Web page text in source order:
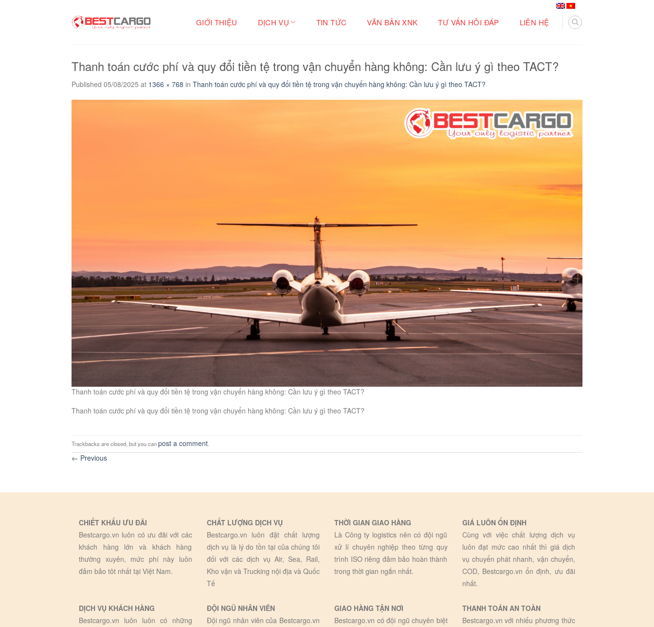
GIỚI THIỆU DỊCH VỤ TIN TỨC VĂN BẢN XNK TƯ VẤN HỎI ĐÁP LIÊN HỆ
Thanh toán cước phí và quy đổi tiền tệ trong vận chuyển hàng không: Cần lưu ý gì theo TACT?
Published 05/08/2025 at 1366 × 768 in Thanh toán cước phí và quy đổi tiền tệ trong vận chuyển hàng không: Cần lưu ý gì theo TACT?
Thanh toán cước phí và quy đổi tiền tệ trong vận chuyển hàng không: Cần lưu ý gì theo TACT?
Thanh toán cước phí và quy đổi tiền tệ trong vận chuyển hàng không: Cần lưu ý gì theo TACT?
Trackbacks are closed, but you canpost a comment
← Previous
CHIẾT KHẤU ƯU ĐÃI
Bestcargo.vn luôn có ưu đãi với các
khách hàng lớn và khách hàng
thường xuyên, mức phí này luôn
đảm bảo tôt nhất tại Việt Nam.
CHẤT LƯỢNG DỊCH VỤ
Bestcargo.vn luôn đặt chất lượng
dịch vụ là lý do tồn tại của chúng tôi
đối với các dịch vụ Air, Sea, Rail,
Kho vận và Trucking nội địa và Quốc
Tế
THỜI GIAN GIAO HÀNG
Là Công ty logistics nên có đội ngũ
xử lí chuyên nghiệp theo từng quy
trình ISO riêng đảm bảo hoàn thành
trong thời gian ngắn nhất.
GIÁ LUÔN ỔN ĐỊNH
Cùng với việc chất lượng dịch vụ
luôn đạt mức cao nhất thì giá dịch
vụ chuyển phát nhanh, vận chuyển,
COD, Bestcargo.vn ổn định, ưu đãi
nhất.
DỊCH VỤ KHÁCH HÀNG
Bestcargo.vn luôn luôn có những
ĐỘI NGŨ NHÂN VIÊN
Đội ngũ nhân viên của Bestcargo.vn
GIAO HÀNG TẬN NƠI
Bestcargo.vn có đội ngũ chuyên biệt
THANH TOÁN AN TOÀN
Bestcargo.vn với nhiếu phương thức